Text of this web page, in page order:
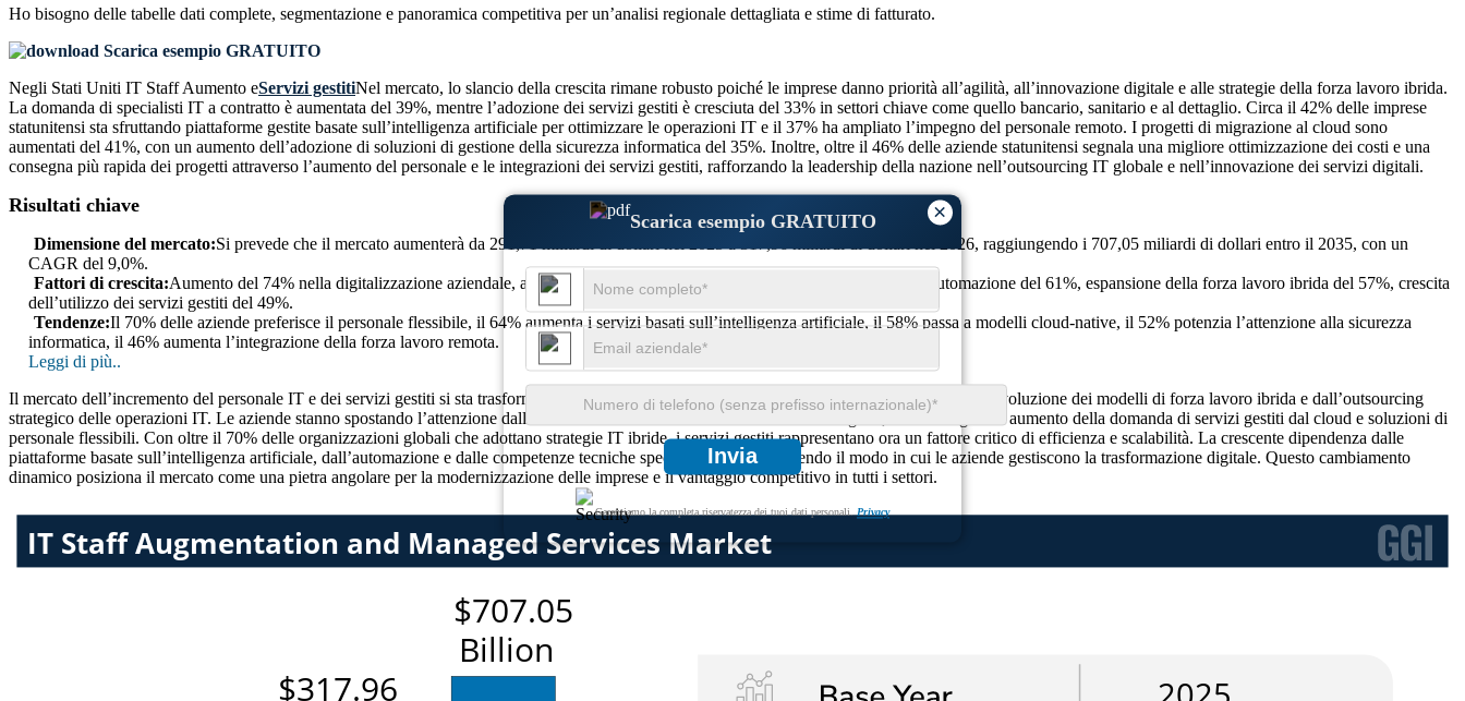
×
Scarica esempio GRATUITO
Invia
Garantiamo la completa riservatezza dei tuoi dati personali. Privacy
Ho bisogno delle tabelle dati complete, segmentazione e panoramica competitiva per un’analisi regionale dettagliata e stime di fatturato.
Scarica esempio GRATUITO
Negli Stati Uniti IT Staff Aumento eServizi gestitiNel mercato, lo slancio della crescita rimane robusto poiché le imprese danno priorità all’agilità, all’innovazione digitale e alle strategie della forza lavoro ibrida.
La domanda di specialisti IT a contratto è aumentata del 39%, mentre l’adozione dei servizi gestiti è cresciuta del 33% in settori chiave come quello bancario, sanitario e al dettaglio. Circa il 42% delle imprese
statunitensi sta sfruttando piattaforme gestite basate sull’intelligenza artificiale per ottimizzare le operazioni IT e il 37% ha ampliato l’impegno del personale remoto. I progetti di migrazione al cloud sono
aumentati del 41%, con un aumento dell’adozione di soluzioni di gestione della sicurezza informatica del 35%. Inoltre, oltre il 46% delle aziende statunitensi segnala una migliore ottimizzazione dei costi e una
consegna più rapida dei progetti attraverso l’aumento del personale e le integrazioni dei servizi gestiti, rafforzando la leadership della nazione nell’outsourcing IT globale e nell’innovazione dei servizi digitali.
Risultati chiave
Dimensione del mercato:Si prevede che il mercato aumenterà da 291,71 miliardi di dollari nel 2025 a 317,96 miliardi di dollari nel 2026, raggiungendo i 707,05 miliardi di dollari entro il 2035, con un
CAGR del 9,0%.
Fattori di crescita:Aumento del 74% nella digitalizzazione aziendale, aumento del 68% nell’outsourcing del cloud, adozione dell’automazione del 61%, espansione della forza lavoro ibrida del 57%, crescita
dell’utilizzo dei servizi gestiti del 49%.
Tendenze:Il 70% delle aziende preferisce il personale flessibile, il 64% aumenta i servizi basati sull’intelligenza artificiale, il 58% passa a modelli cloud-native, il 52% potenzia l’attenzione alla sicurezza
informatica, il 46% aumenta l’integrazione della forza lavoro remota.
Leggi di più..
Il mercato dell’incremento del personale IT e dei servizi gestiti si sta trasformando rapidamente, guidato dall’accelerazione digitale globale, dall’evoluzione dei modelli di forza lavoro ibrida e dall’outsourcing
strategico delle operazioni IT. Le aziende stanno spostando l’attenzione dall’ottimizzazione dei costi all’innovazione e all’agilità, con conseguente aumento della domanda di servizi gestiti dal cloud e soluzioni di
personale flessibili. Con oltre il 70% delle organizzazioni globali che adottano strategie IT ibride, i servizi gestiti rappresentano ora un fattore critico di efficienza e scalabilità. La crescente dipendenza dalle
piattaforme basate sull’intelligenza artificiale, dall’automazione e dalle competenze tecniche specializzate sta ridefinendo il modo in cui le aziende gestiscono la trasformazione digitale. Questo cambiamento
dinamico posiziona il mercato come una pietra angolare per la modernizzazione delle imprese e il vantaggio competitivo in tutti i settori.